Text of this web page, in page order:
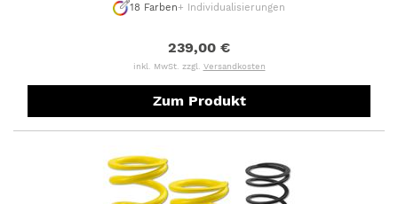
18 Farben+ Individualisierungen
239,00 €
inkl. MwSt. zzgl. Versandkosten
Zum Produkt